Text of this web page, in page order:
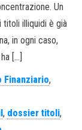
Un
illiquidi è già
in ogni caso,
[…]
Finanziario,
, dossier titoli,